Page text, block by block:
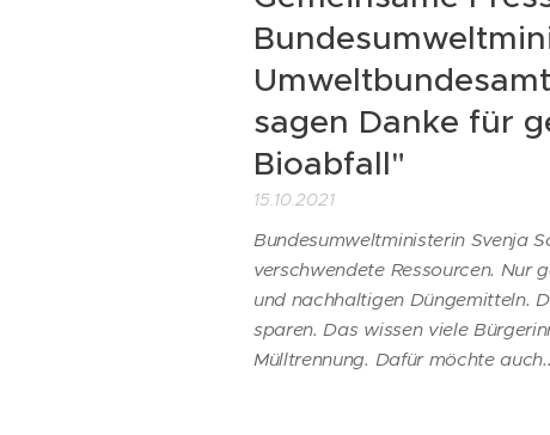
sagen Danke für
Bioabfall"
15.10.2021
Bundesumweltministerin Svenja
verschwendete Ressourcen. Nur
und nachhaltigen Düngemitteln.
sparen. Das wissen viele
Mülltrennung. Dafür möchte